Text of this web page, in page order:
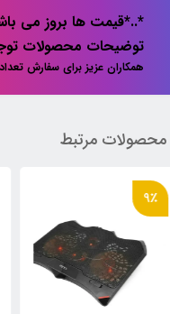
*..*قیمت ها بروز می
توضیحات محصولات توجه شود*..*
همکاران عزیز برای سفارش
محصولات مرتبط
9٪